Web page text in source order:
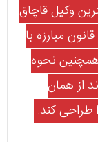
وکیل قاچاق
مبارزه با
همچنین نحوه
از همان
طراحی کند.